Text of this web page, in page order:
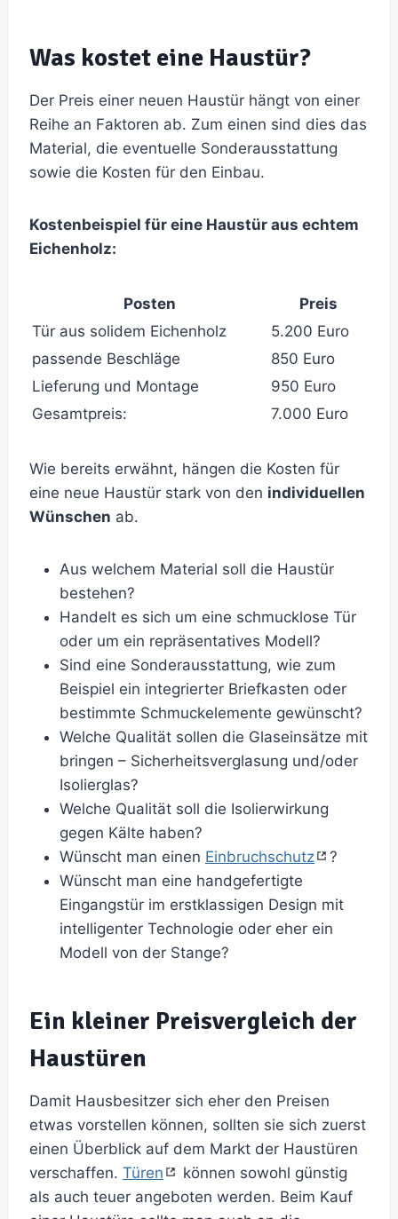
Was kostet eine Haustür?
Der Preis einer neuen Haustür hängt von einer
Reihe an Faktoren ab. Zum einen sind dies das
Material, die eventuelle Sonderausstattung
sowie die Kosten für den Einbau.
Kostenbeispiel für eine Haustür aus echtem
Eichenholz:
Posten
Preis
Tür aus solidem Eichenholz
5.200 Euro
passende Beschläge
850 Euro
Lieferung und Montage
950 Euro
Gesamtpreis:
7.000 Euro
Wie bereits erwähnt, hängen die Kosten für
eine neue Haustür stark von den individuellen
Wünschen ab.
Aus welchem Material soll die Haustür
bestehen?
Handelt es sich um eine schmucklose Tür
oder um ein repräsentatives Modell?
Sind eine Sonderausstattung, wie zum
Beispiel ein integrierter Briefkasten oder
bestimmte Schmuckelemente gewünscht?
Welche Qualität sollen die Glaseinsätze mit
bringen – Sicherheitsverglasung und/oder
Isolierglas?
Welche Qualität soll die Isolierwirkung
gegen Kälte haben?
Wünscht man einen Einbruchschutz
?
Wünscht man eine handgefertigte
Eingangstür im erstklassigen Design mit
intelligenter Technologie oder eher ein
Modell von der Stange?
Ein kleiner Preisvergleich der
Haustüren
Damit Hausbesitzer sich eher den Preisen
etwas vorstellen können, sollten sie sich zuerst
einen Überblick auf dem Markt der Haustüren
verschaffen. Türen
können sowohl günstig
als auch teuer angeboten werden. Beim Kauf